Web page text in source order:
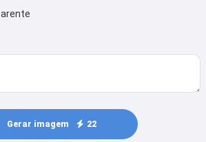
Gerar imagem 22